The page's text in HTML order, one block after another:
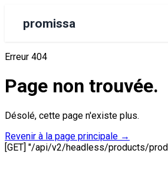
promissa
Erreur 404
Page non trouvée.
Désolé, cette page n'existe plus.
Revenir à la page principale →
[GET] "/api/v2/headless/products/